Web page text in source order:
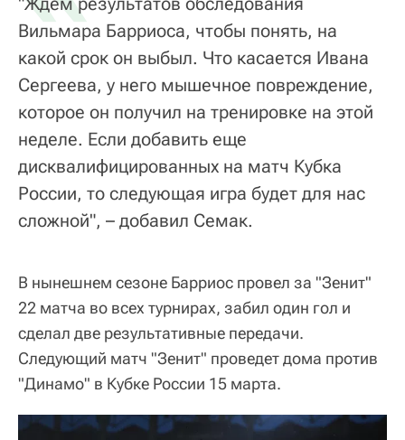
Вильмара Барриоса, чтобы понять, на
какой срок он выбыл. Что касается Ивана
Сергеева, у него мышечное повреждение,
которое он получил на тренировке на этой
неделе. Если добавить еще
дисквалифицированных на матч Кубка
России, то следующая игра будет для нас
сложной", – добавил Семак.
В нынешнем сезоне Барриос провел за "Зенит"
22 матча во всех турнирах, забил один гол и
сделал две результативные передачи.
Следующий матч "Зенит" проведет дома против
"Динамо" в Кубке России 15 марта.